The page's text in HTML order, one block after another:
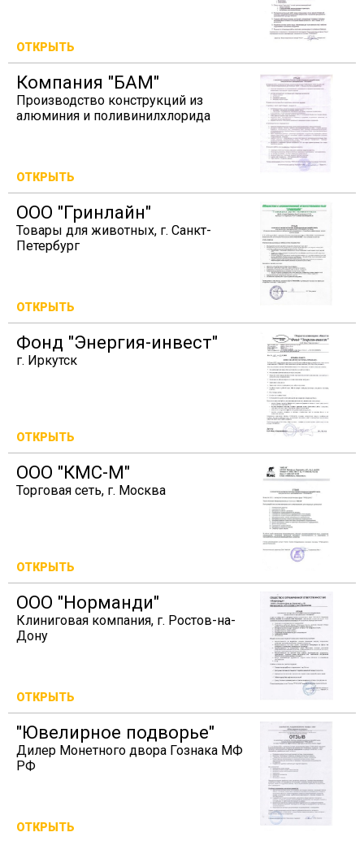
ОТКРЫТЬ
Компания "БАМ"
Производство конструкций из
алюминия и поливинилхлорида
ОТКРЫТЬ
ООО "Гринлайн"
Товары для животных, г. Санкт-
Петербург
ОТКРЫТЬ
Фонд "Энергия-инвест"
г. Иркутск
ОТКРЫТЬ
ООО "КМС-М"
Торговая сеть, г. Москва
ОТКРЫТЬ
ООО "Норманди"
Клиниговая компания, г. Ростов-на-
Дону
ОТКРЫТЬ
"Ювелирное подворье"
Дилер Монетного двора Гознака МФ
РФ
ОТКРЫТЬ